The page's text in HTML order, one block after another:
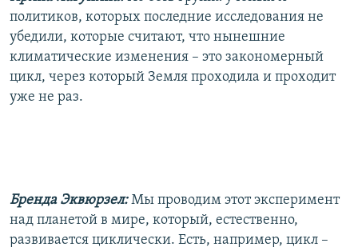
политиков, которых последние исследования не
убедили, которые считают, что нынешние
климатические изменения – это закономерный
цикл, через который Земля проходила и проходит
уже не раз.
Бренда Эквюрзел:Мы проводим этот эксперимент
над планетой в мире, который, естественно,
развивается циклически. Есть, например, цикл –